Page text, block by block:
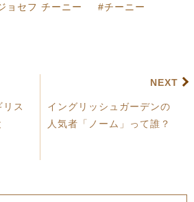
ョセフ チーニー
チーニー
ス
NEXT
イングリッシュガーデンの
人気者「ノーム」って誰？